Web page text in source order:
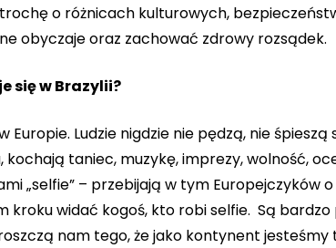
o różnicach kulturowych,
obyczaje oraz zachować zdrowy rozsądek.
się w Brazylii?
Europie. Ludzie nigdzie nie pędzą, nie
kochają taniec, muzykę, imprezy, wolność,
„selfie” – przebijają w tym Europejczyków
kroku widać kogoś, kto robi selfie. Są
nam tego, że jako kontynent